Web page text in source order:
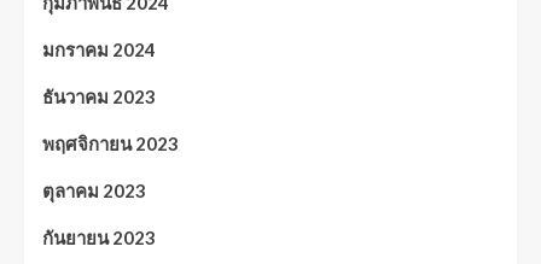
มกราคม 2024
ธันวาคม 2023
พฤศจิกายน 2023
ตุลาคม 2023
กันยายน 2023